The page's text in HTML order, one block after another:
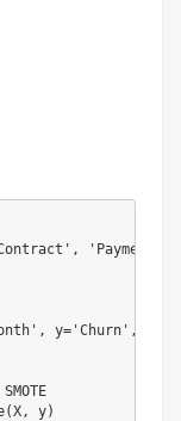
y='Churn',
y)